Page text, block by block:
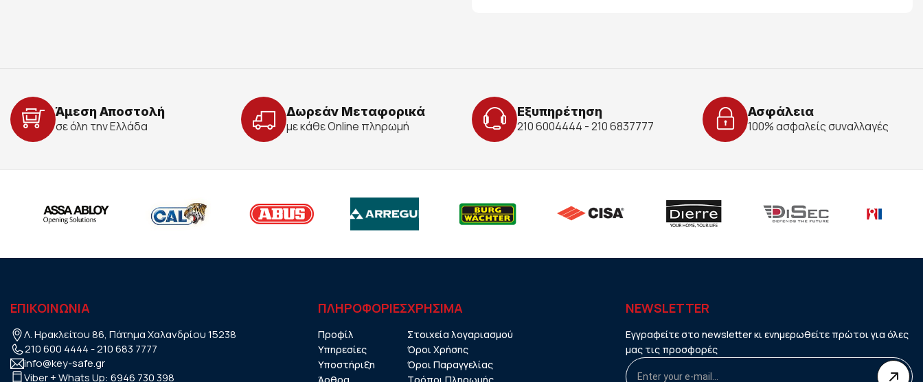
Άμεση Αποστολή
σε όλη την Ελλάδα
Δωρεάν Μεταφορικά
με κάθε Online πληρωμή
Εξυπηρέτηση
210 6004444 - 210 6837777
Ασφάλεια
100% ασφαλείς συναλλαγές
ΕΠΙΚΟΙΝΩΝΙΑ
Λ. Ηρακλείτου 86, Πάτημα Χαλανδρίου 15238
210 600 4444 -210 683 7777
info@key-safe.gr
Viber + Whats Up: 6946 730 398
ΠΛΗΡΟΦΟΡΙΕΣ
Προφίλ
Υπηρεσίες
Υποστήριξη
ΧΡHΣΙΜΑ
Στοιχεία λογαριασμού
Όροι Χρήσης
Όροι Παραγγελίας
NEWSLETTER
Εγγραφείτε στο newsletter κι ενημερωθείτε πρώτοι για όλες
μας τις προσφορές